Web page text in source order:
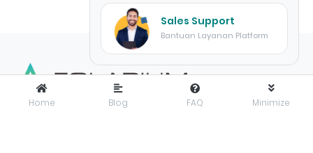
Home Blog FAQ Minimize
Sales Support
Bantuan Layanan Platform